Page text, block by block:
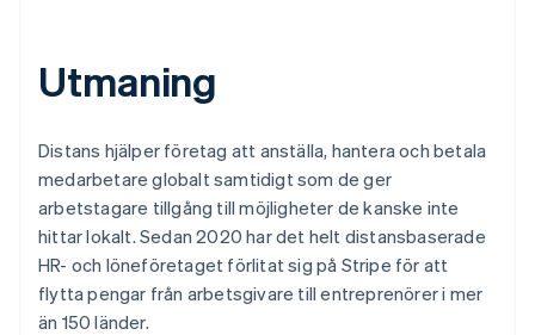
Utmaning
Distans hjälper företag att anställa, hantera och betala
medarbetare globalt samtidigt som de ger
arbetstagare tillgång till möjligheter de kanske inte
hittar lokalt. Sedan 2020 har det helt distansbaserade
HR- och löneföretaget förlitat sig på Stripe för att
flytta pengar från arbetsgivare till entreprenörer i mer
än 150 länder.